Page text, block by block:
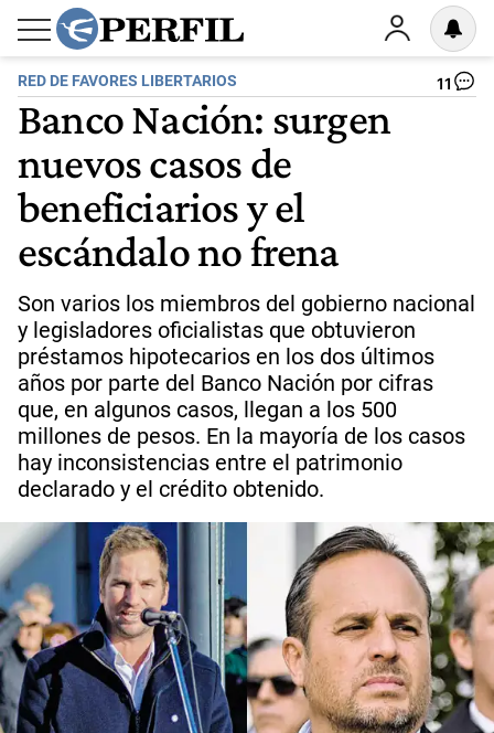
RED DE FAVORES LIBERTARIOS 11
Banco Nación: surgen
nuevos casos de
beneficiarios y el
escándalo no frena
Son varios los miembros del gobierno nacional
y legisladores oficialistas que obtuvieron
préstamos hipotecarios en los dos últimos
años por parte del Banco Nación por cifras
que, en algunos casos, llegan a los 500
millones de pesos. En la mayoría de los casos
hay inconsistencias entre el patrimonio
declarado y el crédito obtenido.